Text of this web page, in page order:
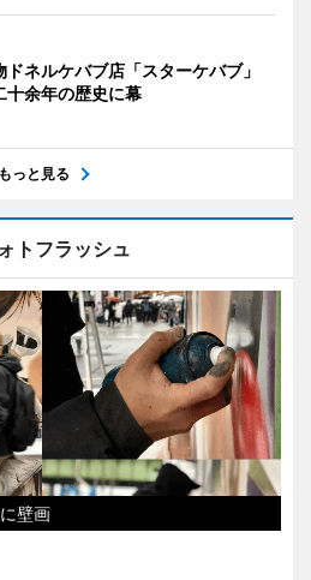
ドネルケバブ店「スターケバブ」
余年の歴史に幕
もっと見る
トフラッシュ
壁画